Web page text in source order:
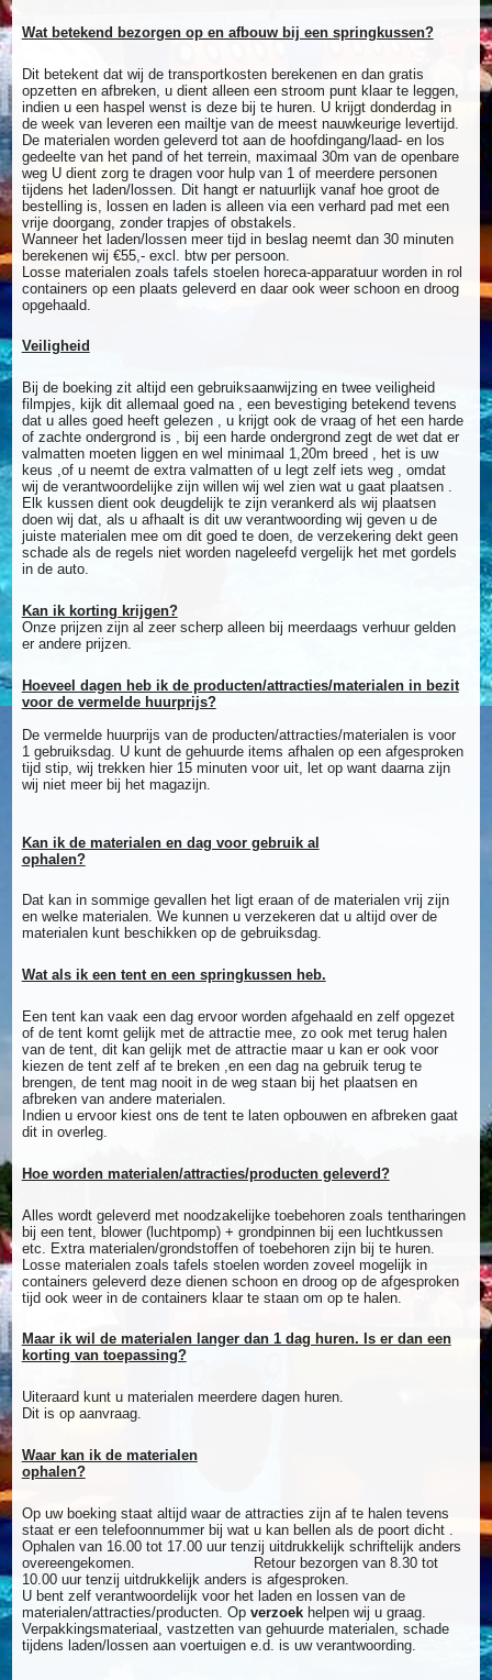
Wat betekend bezorgen op en afbouw bij een springkussen?
Dit betekent dat wij de transportkosten berekenen en dan gratis
opzetten en afbreken, u dient alleen een stroom punt klaar te leggen,
indien u een haspel wenst is deze bij te huren. U krijgt donderdag in
de week van leveren een mailtje van de meest nauwkeurige levertijd.
De materialen worden geleverd tot aan de hoofdingang/laad- en los
gedeelte van het pand of het terrein, maximaal 30m van de openbare
weg U dient zorg te dragen voor hulp van 1 of meerdere personen
tijdens het laden/lossen. Dit hangt er natuurlijk vanaf hoe groot de
bestelling is, lossen en laden is alleen via een verhard pad met een
vrije doorgang, zonder trapjes of obstakels.
Wanneer het laden/lossen meer tijd in beslag neemt dan 30 minuten
berekenen wij €55,- excl. btw per persoon.
Losse materialen zoals tafels stoelen horeca-apparatuur worden in rol
containers op een plaats geleverd en daar ook weer schoon en droog
opgehaald.
Veiligheid
Bij de boeking zit altijd een gebruiksaanwijzing en twee veiligheid
filmpjes, kijk dit allemaal goed na , een bevestiging betekend tevens
dat u alles goed heeft gelezen , u krijgt ook de vraag of het een harde
of zachte ondergrond is , bij een harde ondergrond zegt de wet dat er
valmatten moeten liggen en wel minimaal 1,20m breed , het is uw
keus ,of u neemt de extra valmatten of u legt zelf iets weg , omdat
wij de verantwoordelijke zijn willen wij wel zien wat u gaat plaatsen .
Elk kussen dient ook deugdelijk te zijn verankerd als wij plaatsen
doen wij dat, als u afhaalt is dit uw verantwoording wij geven u de
juiste materialen mee om dit goed te doen, de verzekering dekt geen
schade als de regels niet worden nageleefd vergelijk het met gordels
in de auto.
Kan ik korting krijgen?
Onze prijzen zijn al zeer scherp alleen bij meerdaags verhuur gelden
er andere prijzen.
Hoeveel dagen heb ik de producten/attracties/materialen in bezit
voor de vermelde huurprijs?
De vermelde huurprijs van de producten/attracties/materialen is voor
1 gebruiksdag. U kunt de gehuurde items afhalen op een afgesproken
tijd stip, wij trekken hier 15 minuten voor uit, let op want daarna zijn
wij niet meer bij het magazijn.
Kan ik de materialen en dag voor gebruik al
ophalen?
Dat kan in sommige gevallen het ligt eraan of de materialen vrij zijn
en welke materialen. We kunnen u verzekeren dat u altijd over de
materialen kunt beschikken op de gebruiksdag.
Wat als ik een tent en een springkussen heb.
Een tent kan vaak een dag ervoor worden afgehaald en zelf opgezet
of de tent komt gelijk met de attractie mee, zo ook met terug halen
van de tent, dit kan gelijk met de attractie maar u kan er ook voor
kiezen de tent zelf af te breken ,en een dag na gebruik terug te
brengen, de tent mag nooit in de weg staan bij het plaatsen en
afbreken van andere materialen.
Indien u ervoor kiest ons de tent te laten opbouwen en afbreken gaat
dit in overleg.
Hoe worden materialen/attracties/producten geleverd?
Alles wordt geleverd met noodzakelijke toebehoren zoals tentharingen
bij een tent, blower (luchtpomp) + grondpinnen bij een luchtkussen
etc. Extra materialen/grondstoffen of toebehoren zijn bij te huren.
Losse materialen zoals tafels stoelen worden zoveel mogelijk in
containers geleverd deze dienen schoon en droog op de afgesproken
tijd ook weer in de containers klaar te staan om op te halen.
Maar ik wil de materialen langer dan 1 dag huren. Is er dan een
korting van toepassing?
Uiteraard kunt u materialen meerdere dagen huren.
Dit is op aanvraag.
Waar kan ik de materialen
ophalen?
Op uw boeking staat altijd waar de attracties zijn af te halen tevens
staat er een telefoonnummer bij wat u kan bellen als de poort dicht .
Ophalen van 16.00 tot 17.00 uur tenzij uitdrukkelijk schriftelijk anders
overeengekomen. Retour bezorgen van 8.30 tot
10.00 uur tenzij uitdrukkelijk anders is afgesproken.
U bent zelf verantwoordelijk voor het laden en lossen van de
materialen/attracties/producten. Op verzoekhelpen wij u graag.
Verpakkingsmateriaal, vastzetten van gehuurde materialen, schade
tijdens laden/lossen aan voertuigen e.d. is uw verantwoording.